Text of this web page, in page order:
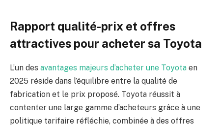
Rapport qualité-prix et offres
attractives pour acheter sa Toyota
L’un des avantages majeurs d’acheter une Toyota en
2025 réside dans l’équilibre entre la qualité de
fabrication et le prix proposé. Toyota réussit à
contenter une large gamme d’acheteurs grâce à une
politique tarifaire réfléchie, combinée à des offres